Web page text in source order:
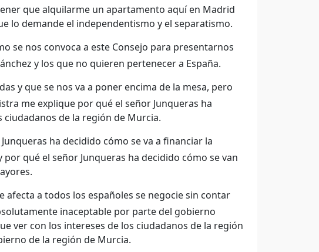
que alquilarme un apartamento aquí en Madrid
lo demande el independentismo y el separatismo.
se nos convoca a este Consejo para presentarnos
y los que no quieren pertenecer a España.
y que se nos va a poner encima de la mesa, pero
me explique por qué el señor Junqueras ha
de la región de Murcia.
ha decidido cómo se va a financiar la
qué el señor Junqueras ha decidido cómo se van
afecta a todos los españoles se negocie sin contar
inaceptable por parte del gobierno
ver con los intereses de los ciudadanos de la región
de la región de Murcia.